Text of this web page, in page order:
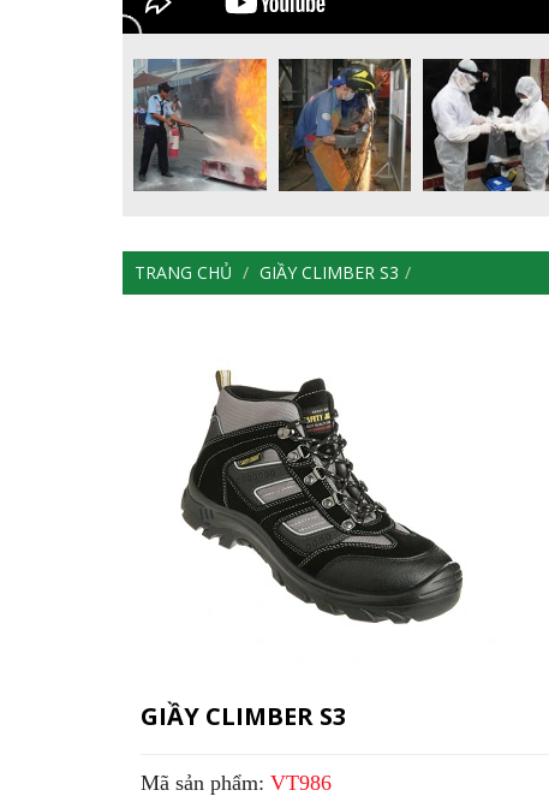
TRANG CHỦ GIẦY CLIMBER S3
GIẦY CLIMBER S3
Mã sản phẩm: VT986